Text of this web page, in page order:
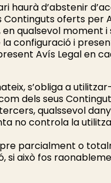
haurà d’abstenir
Continguts oferts
qualsevol
configuració i
Avís Legal en
s’obliga a
dels seus
qualssevol
no controla la
parcialment o
si això fos